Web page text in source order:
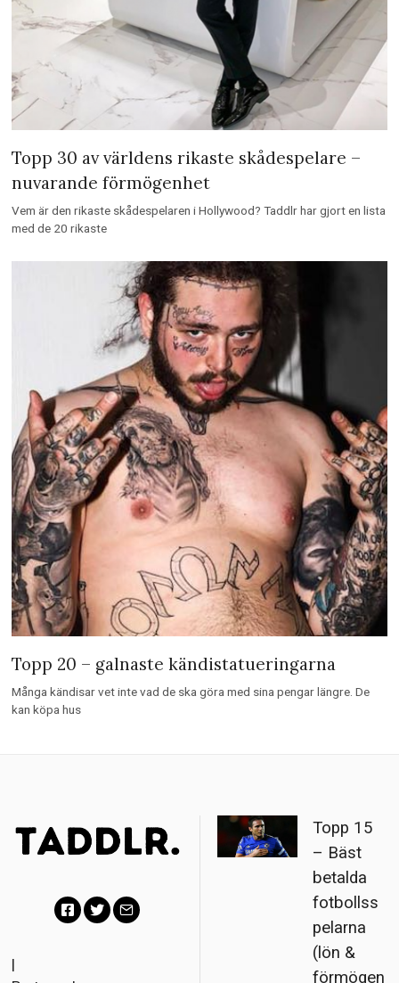
Topp 30 av världens rikaste skådespelare –
nuvarande förmögenhet
Vem är den rikaste skådespelaren i Hollywood? Taddlr har gjort en lista
med de 20 rikaste
Topp 20 – galnaste kändistatueringarna
Många kändisar vet inte vad de ska göra med sina pengar längre. De
kan köpa hus
|
Topp 15
– Bäst
betalda
fotbollss
pelarna
(lön &
förmögen